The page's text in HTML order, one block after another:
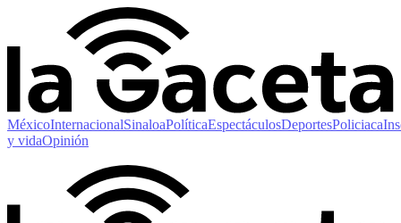
MéxicoInternacionalSinaloaPolíticaEspectáculosDeportesPoliciaca
y vidaOpinión